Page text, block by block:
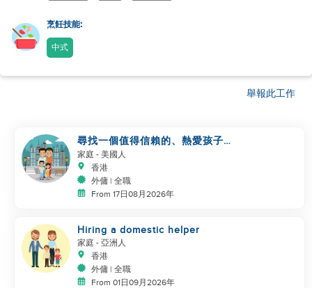
烹飪技能:
中式
舉報此工作
尋找一個值得信賴的、熱愛孩子的
幫手
家庭 - 美國人
香港
外傭 | 全職
From 17日08月2026年
Hiring a domestic helper
家庭 - 亞洲人
香港
外傭 | 全職
From 01日09月2026年